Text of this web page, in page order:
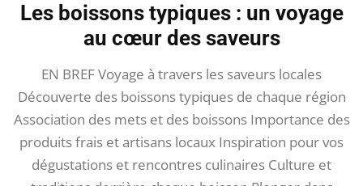
Les boissons typiques : un voyage
au cœur des saveurs
EN BREF Voyage à travers les saveurs locales
Découverte des boissons typiques de chaque région
Association des mets et des boissons Importance des
produits frais et artisans locaux Inspiration pour vos
dégustations et rencontres culinaires Culture et